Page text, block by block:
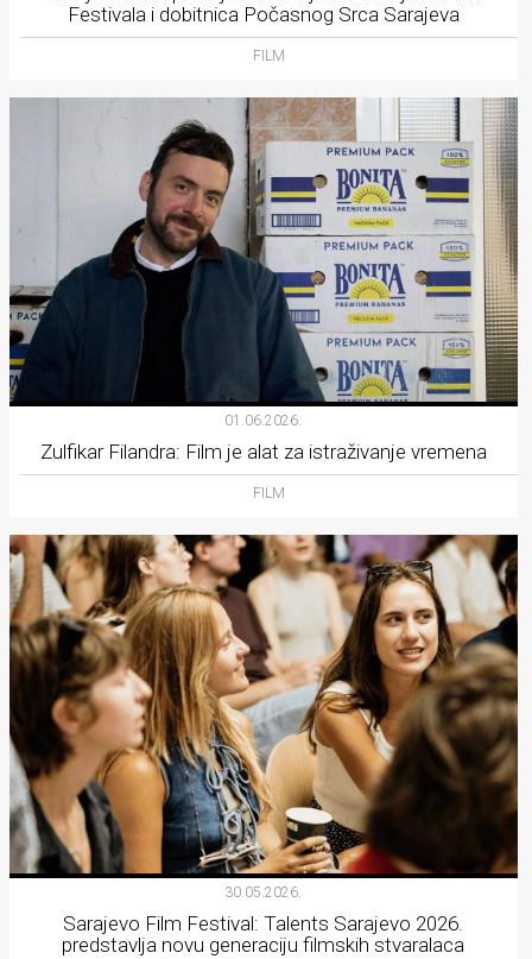
Festivala i dobitnica Počasnog Srca Sarajeva
FILM
01.06.2026.
Zulfikar Filandra: Film je alat za istraživanje vremena
FILM
30.05.2026.
Sarajevo Film Festival: Talents Sarajevo 2026.
predstavlja novu generaciju filmskih stvaralaca